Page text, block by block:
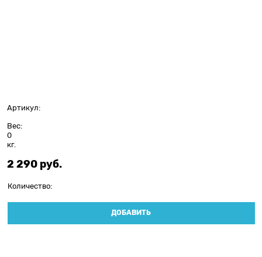
Артикул:
Вес:
0
кг.
2 290 руб.
Количество:
ДОБАВИТЬ